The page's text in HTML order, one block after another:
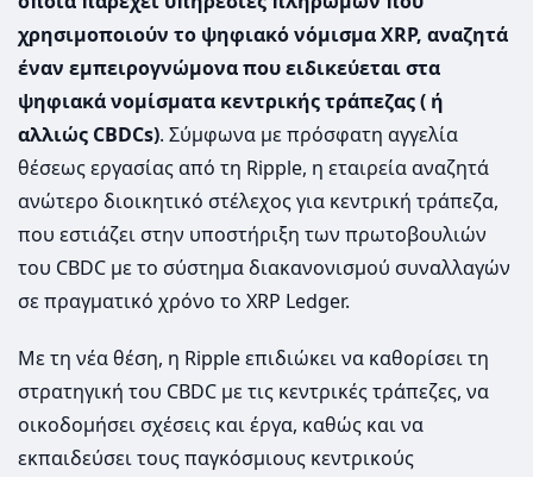
χρησιμοποιούν το ψηφιακό νόμισμα XRP, αναζητά
έναν εμπειρογνώμονα που ειδικεύεται στα
ψηφιακά νομίσματα κεντρικής τράπεζας ( ή
αλλιώς CBDCs). Σύμφωνα με πρόσφατη αγγελία
θέσεως εργασίας από τη Ripple, η εταιρεία αναζητά
ανώτερο διοικητικό στέλεχος για κεντρική τράπεζα,
που εστιάζει στην υποστήριξη των πρωτοβουλιών
του CBDC με το σύστημα διακανονισμού συναλλαγών
σε πραγματικό χρόνο το XRP Ledger.
Με τη νέα θέση, η Ripple επιδιώκει να καθορίσει τη
στρατηγική του CBDC με τις κεντρικές τράπεζες, να
οικοδομήσει σχέσεις και έργα, καθώς και να
εκπαιδεύσει τους παγκόσμιους κεντρικούς